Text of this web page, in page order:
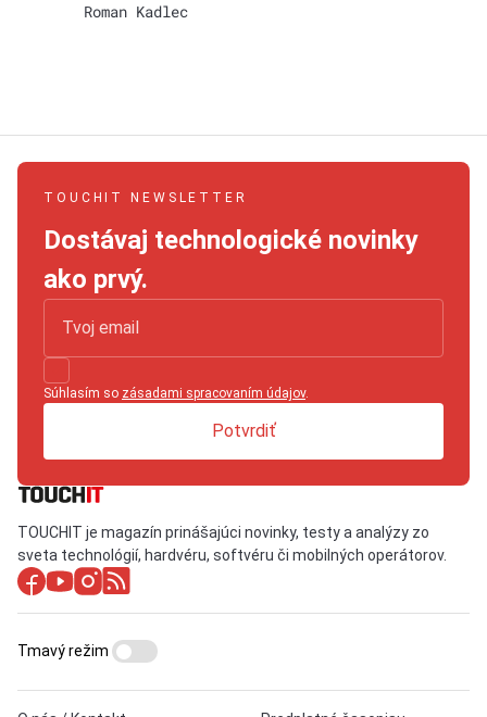
Roman Kadlec
TOUCHIT NEWSLETTER
Dostávaj technologické novinky
ako prvý.
Súhlasím so zásadami spracovaním údajov.
Potvrdiť
TOUCHIT je magazín prinášajúci novinky, testy a analýzy zo
sveta technológií, hardvéru, softvéru či mobilných operátorov.
Tmavý režim